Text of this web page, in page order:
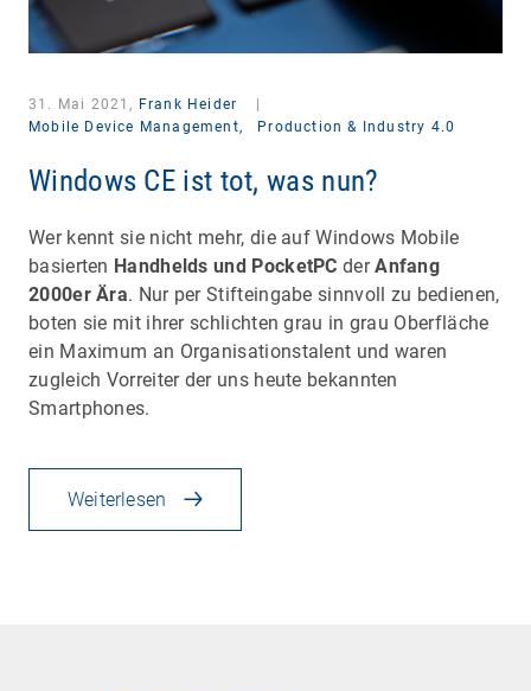
31. Mai 2021, Frank Heider
Mobile Device Management,
Production & Industry 4.0
Windows CE ist tot, was nun?
Wer kennt sie nicht mehr, die auf Windows Mobile
basierten Handhelds und PocketPC derAnfang
2000er Ära. Nur per Stifteingabe sinnvoll zu bedienen,
boten sie mit ihrer schlichten grau in grau Oberfläche
ein Maximum an Organisationstalent und waren
zugleich Vorreiter der uns heute bekannten
Smartphones.
Weiterlesen